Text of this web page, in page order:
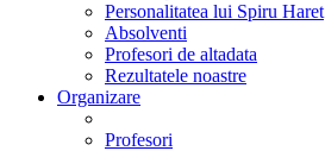
Personalitatea lui Spiru Haret
Absolventi
Profesori de altadata
Rezultatele noastre
Organizare
Profesori